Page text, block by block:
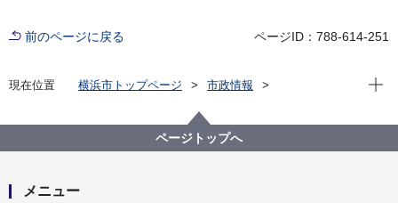
前のページに戻る ページID：788-614-251
現在位置 横浜市トップページ
市政情報
選挙管理委員会事務局
統一地方選挙特設サイト ＯＰＥＮ！
現在
ページトップへ
メニュー